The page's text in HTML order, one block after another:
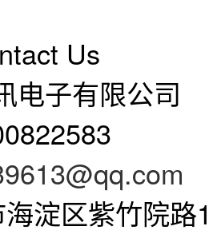
Us
电子有限公司
淀区紫竹院路